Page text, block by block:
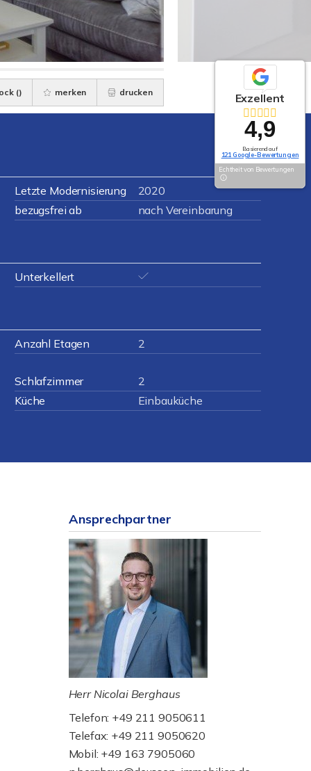
() merken drucken
Letzte Modernisierung
2020
bezugsfrei ab nach Vereinbarung
Unterkellert
Anzahl Etagen
2
Schlafzimmer
2
Küche
Einbauküche
Ansprechpartner
Herr Nicolai Berghaus
Telefon: +49 211 9050611
Telefax: +49 211 9050620
Mobil: +49 163 7905060
Exzellent
4,9
Basierend auf
121 Google-Bewertungen
Echtheit von Bewertungen